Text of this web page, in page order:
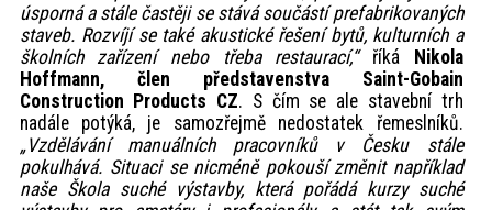
úsporná a stále častěji se stává součástí prefabrikovaných
staveb. Rozvíjí se také akustické řešení bytů, kulturních a
školních zařízení nebo třeba restaurací,“říká
Nikola
Hoffmann, člen představenstva Saint-Gobain
Construction Products CZ. S čím se ale stavební trh
nadále potýká, je samozřejmě nedostatek řemeslníků.
„Vzdělávání manuálních pracovníků v Česku stále
pokulhává. Situaci se nicméně pokouší změnit například
naše Škola suché výstavby, která pořádá kurzy suché